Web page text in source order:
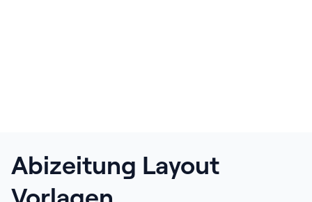
Abizeitung Layout